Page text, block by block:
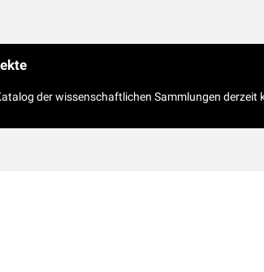
der wissenschaftlichen Sammlungen derzeit